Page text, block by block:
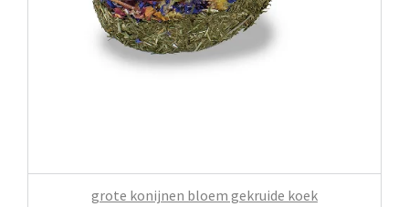
grote konijnen bloem gekruide koek